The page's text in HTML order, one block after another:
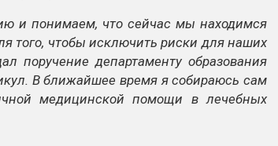
и понимаем, что сейчас мы находимся
того, чтобы исключить риски для наших
поручение департаменту образования
В ближайшее время я собираюсь сам
медицинской помощи в лечебных